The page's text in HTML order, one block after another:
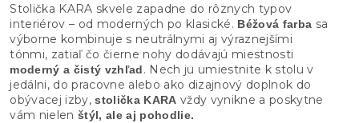
Stolička KARA skvele zapadne do rôznych typov
interiérov – od moderných po klasické. Béžová farba sa
výborne kombinuje s neutrálnymi aj výraznejšími
tónmi, zatiaľ čo čierne nohy dodávajú miestnosti
moderný a čistý vzhľad. Nech ju umiestnite k stolu v
jedálni, do pracovne alebo ako dizajnový doplnok do
obývacej izby,stolička KARA vždy vynikne a poskytne
vám nielen štýl, ale aj pohodlie.